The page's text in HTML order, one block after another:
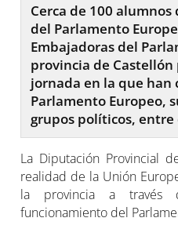
Cerca de 100
del Parlamento
Embajadoras del
provincia de
jornada en la que han
Parlamento Europeo,
grupos políticos, entre
La Diputación Provincial
realidad de la Unión
la provincia a través
funcionamiento del